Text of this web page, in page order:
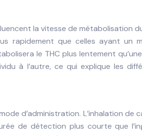
la vitesse de métabolisation
rapidement que celles ayant un
le THC plus lentement
à l’autre, ce qui explique les
d’administration. L’inhalation de
de détection plus courte que